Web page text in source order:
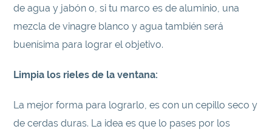
de agua y jabón o, si tu marco es de aluminio, una
mezcla de vinagre blanco y agua también será
buenísima para lograr el objetivo.
Limpia los rieles de la ventana:
La mejor forma para lograrlo, es con un cepillo seco y
de cerdas duras. La idea es que lo pases por los